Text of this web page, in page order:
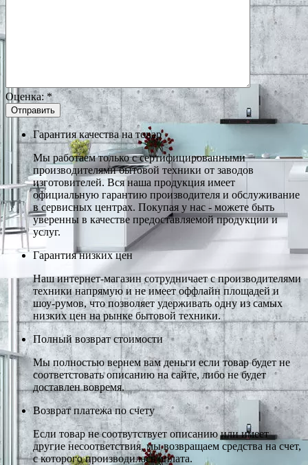
Оценка:*
Гарантия качества на товар
Мы работаем только с сертифицированными
производителями бытовой техники от заводов
изготовителей. Вся наша продукция имеет
официальную гарантию производителя и обслуживание
в сервисных центрах. Покупая у нас - можете быть
уверенны в качестве предоставляемой продукции и
услуг.
Гарантия низких цен
Наш интернет-магазин сотрудничает с производителями
техники напрямую и не имеет оффлайн площадей и
шоу-румов, что позволяет удерживать одну из самых
низких цен на рынке бытовой техники.
Полный возврат стоимости
Мы полностью вернем вам деньги если товар будет не
соответстовать описанию на сайте, либо не будет
доставлен вовремя.
Возврат платежа по счету
Если товар не соотвутствует описанию или имеет
другие несоответствия, мы возвращаем средства на счет,
с которого производилась оплата.